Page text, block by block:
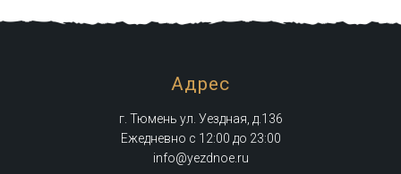
Адрес
г. Тюмень ул. Уездная, д.136
Ежедневно с 12:00 до 23:00
info@yezdnoe.ru